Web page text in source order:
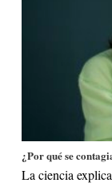
¿Por qué se
La ciencia